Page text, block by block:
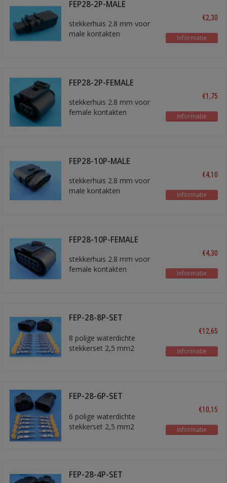
FEP28-2P-MALE
stekkerhuis 2.8 mm voor
male kontakten
€2,30
Informatie
FEP28-2P-FEMALE
stekkerhuis 2.8 mm voor
female kontakten
€1,75
Informatie
FEP28-10P-MALE
stekkerhuis 2.8 mm voor
male kontakten
€4,10
Informatie
FEP28-10P-FEMALE
stekkerhuis 2.8 mm voor
female kontakten
€4,30
Informatie
FEP-28-8P-SET
8 polige waterdichte
stekkerset 2,5 mm2
€12,65
Informatie
FEP-28-6P-SET
6 polige waterdichte
stekkerset 2,5 mm2
€10,15
Informatie
FEP-28-4P-SET